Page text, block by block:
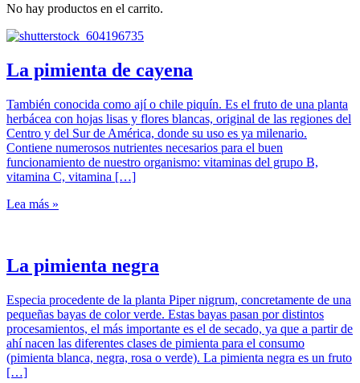
No hay productos en el carrito.
La pimienta de cayena
También conocida como ají o chile piquín. Es el fruto de una planta
herbácea con hojas lisas y flores blancas, original de las regiones del
Centro y del Sur de América, donde su uso es ya milenario.
Contiene numerosos nutrientes necesarios para el buen
funcionamiento de nuestro organismo: vitaminas del grupo B,
vitamina C, vitamina […]
Lea más »
La pimienta negra
Especia procedente de la planta Piper nigrum, concretamente de una
pequeñas bayas de color verde. Estas bayas pasan por distintos
procesamientos, el más importante es el de secado, ya que a partir de
ahí nacen las diferentes clases de pimienta para el consumo
(pimienta blanca, negra, rosa o verde). La pimienta negra es un fruto
[…]